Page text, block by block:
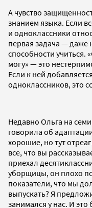
А чувство
знанием языка. Если
и одноклассники
первая задача — даже
способности учиться.
могу» — это
Если к ней
одноклассников, это
Недавно Ольга на
говорила об
хорошие, но тут
все, что вы
приехал
уборщицы, он плохо
показатели, что мы
выпускать? Я
занимался у нас. И